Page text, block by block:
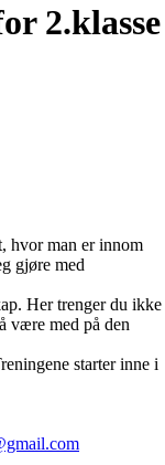
2.klasse
hvor man er innom
gjøre med
Her trenger du ikke
være med på den
starter inne i